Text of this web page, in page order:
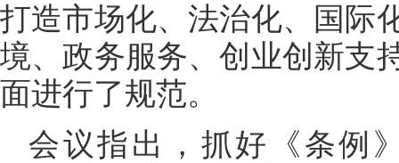
打造市场化、法治化、国际
境、政务服务、创业创新支
面进行了规范。
会议指出，抓好《条例